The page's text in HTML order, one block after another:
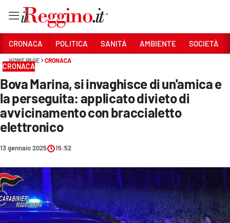
Sezioni
CRONACA
POLITICA
SANITÀ
AMBIENTE
SOCIETÀ
CULTURA
ECONOMIA E LAVORO
CRONACA POLITICA SANITÀ AMBIENTE SOCIETÀ
HOME PAGE CRONACA
CRONACA
Bova Marina, si invaghisce di un'amica e
la perseguita: applicato divieto di
avvicinamento con braccialetto
elettronico
13 gennaio 2025 15:52